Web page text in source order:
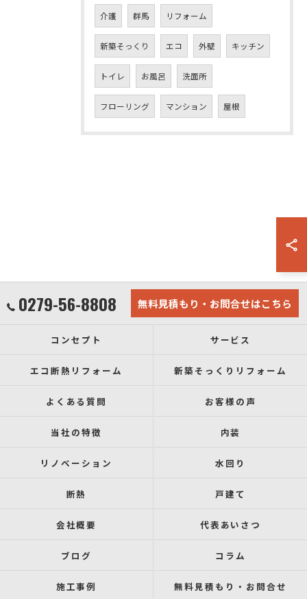
介護 群馬 リフォーム
新築そっくり エコ 外壁 キッチン
トイレ お風呂 洗面所
フローリング マンション 屋根
0279-56-8808 無料見積もり・お問合せはこちら
コンセプト サービス
エコ断熱リフォーム 新築そっくりリフォーム
よくある質問 お客様の声
当社の特徴 内装
リノベーション 水回り
断熱 戸建て
会社概要 代表あいさつ
ブログ コラム
施工事例 無料見積もり・お問合せ